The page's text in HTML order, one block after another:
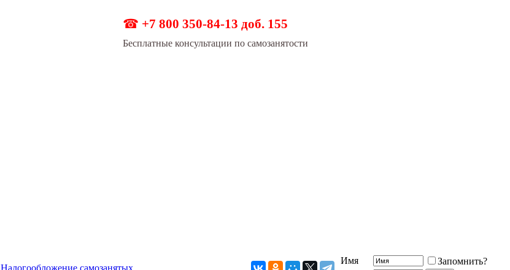
☎ +7 800 350-84-13 доб. 155
Бесплатные консультации по самозанятости
Налогообложение самозанятых
Имя
Запомнить?